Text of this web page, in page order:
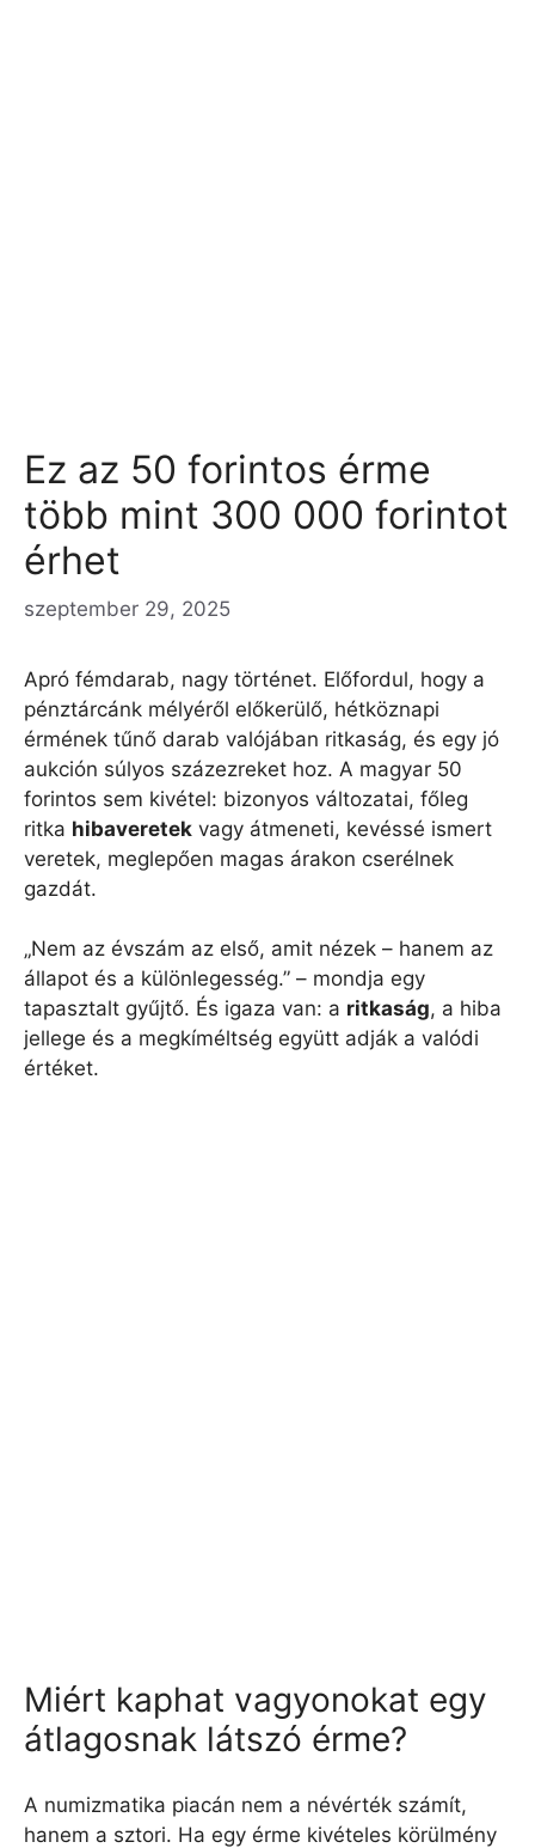
Ez az 50 forintos érme
több mint 300 000 forintot
érhet
szeptember 29, 2025
Apró fémdarab, nagy történet. Előfordul, hogy a
pénztárcánk mélyéről előkerülő, hétköznapi
érmének tűnő darab valójában ritkaság, és egy jó
aukción súlyos százezreket hoz. A magyar 50
forintos sem kivétel: bizonyos változatai, főleg
ritka hibaveretek vagy átmeneti, kevéssé ismert
veretek, meglepően magas árakon cserélnek
gazdát.
„Nem az évszám az első, amit nézek – hanem az
állapot és a különlegesség.” – mondja egy
tapasztalt gyűjtő. És igaza van: a ritkaság, a hiba
jellege és a megkíméltség együtt adják a valódi
értéket.
Miért kaphat vagyonokat egy
átlagosnak látszó érme?
A numizmatika piacán nem a névérték számít,
hanem a sztori. Ha egy érme kivételes körülmény